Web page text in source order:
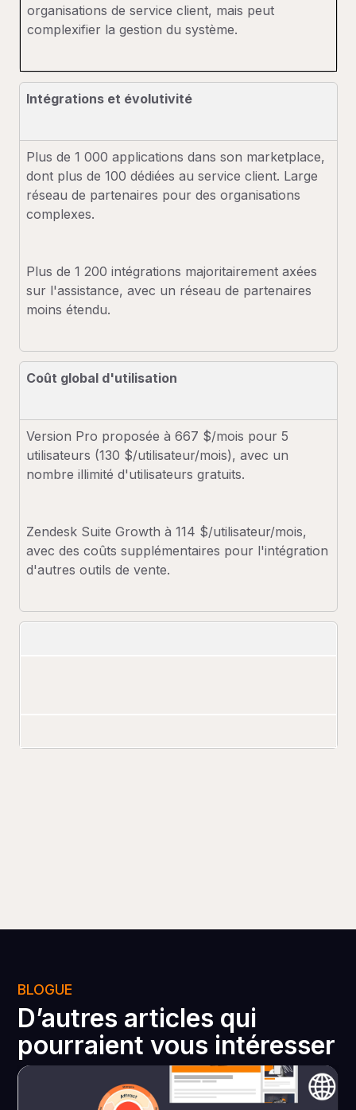
organisations de service client, mais peut
complexifier la gestion du système.
Intégrations et évolutivité
Plus de 1 000 applications dans son marketplace,
dont plus de 100 dédiées au service client. Large
réseau de partenaires pour des organisations
complexes.
Plus de 1 200 intégrations majoritairement axées
sur l'assistance, avec un réseau de partenaires
moins étendu.
Coût global d'utilisation
Version Pro proposée à 667 $/mois pour 5
utilisateurs (130 $/utilisateur/mois), avec un
nombre illimité d'utilisateurs gratuits.
Zendesk Suite Growth à 114 $/utilisateur/mois,
avec des coûts supplémentaires pour l'intégration
d'autres outils de vente.
BLOGUE
D’autres articles qui
pourraient vous intéresser